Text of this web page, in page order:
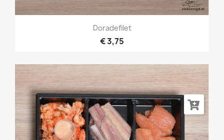
Doradefilet
€ 3,75